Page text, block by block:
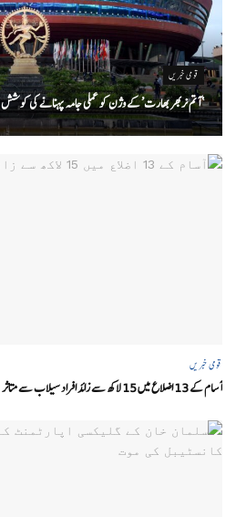
قومی خبریں
‘ آتم نربھر بھارت’ کے وژن کو عملی جامہ پہنانے کی کوشش
قومی خبریں
آسام کے 13 اضلاع میں 15 لاکھ سے زائد افراد سیلاب سے متاثر